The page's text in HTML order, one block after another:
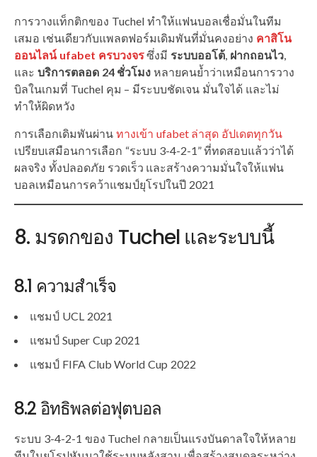
การวางแท็กติกของ Tuchel ทำให้แฟนบอลเชื่อมั่นในทีม
เสมอ เช่นเดียวกับแพลตฟอร์มเดิมพันที่มั่นคงอย่าง คาสิโน
ออนไลน์ ufabet ครบวงจรซึ่งมี ระบบออโต้, ฝากถอนไว,
และ บริการตลอด 24 ชั่วโมง หลายคนย้ำว่าเหมือนการวาง
บิลในเกมที่ Tuchel คุม – มีระบบชัดเจน มั่นใจได้ และไม่
ทำให้ผิดหวัง
การเลือกเดิมพันผ่าน ทางเข้า ufabet ล่าสุด อัปเดตทุกวัน
เปรียบเสมือนการเลือก “ระบบ 3-4-2-1” ที่ทดสอบแล้วว่าได้
ผลจริง ทั้งปลอดภัย รวดเร็ว และสร้างความมั่นใจให้แฟน
บอลเหมือนการคว้าแชมป์ยุโรปในปี 2021
8. มรดกของ Tuchel และระบบนี้
8.1 ความสำเร็จ
แชมป์ UCL 2021
แชมป์ Super Cup 2021
แชมป์ FIFA Club World Cup 2022
8.2 อิทธิพลต่อฟุตบอล
ระบบ 3-4-2-1 ของ Tuchel กลายเป็นแรงบันดาลใจให้หลาย